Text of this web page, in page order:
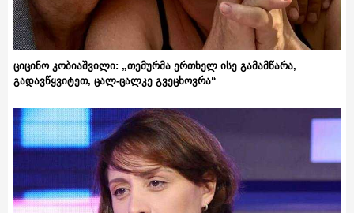
ციცინო კობიაშვილი: „თემურმა ერთხელ ისე გამამწარა,
გადავწყვიტეთ, ცალ-ცალკე გვეცხოვრა“